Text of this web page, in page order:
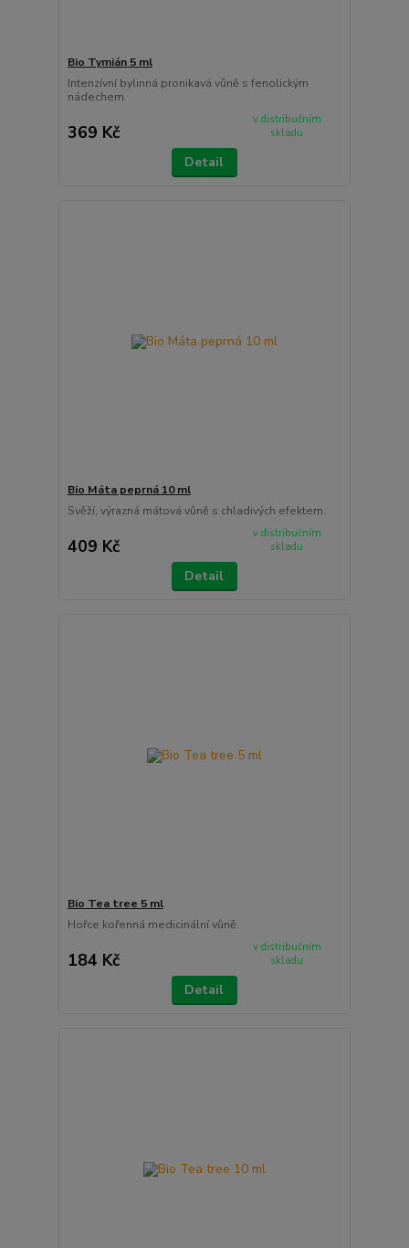
Bio Tymián 5 ml
Intenzívní bylinná pronikavá vůně s fenolickým
nádechem.
369 Kč
v distribučním
skladu
Detail
Bio Máta peprná 10 ml
Svěží, výrazná mátová vůně s chladivých efektem.
409 Kč
v distribučním
skladu
Detail
Bio Tea tree 5 ml
Hořce kořenná medicinální vůně.
184 Kč
v distribučním
skladu
Detail